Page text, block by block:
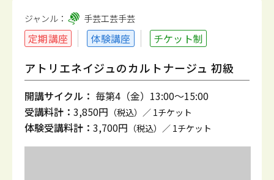
ジャンル： 手芸工芸手芸
定期講座 体験講座 チケット制
アトリエネイジュのカルトナージュ 初級
開講サイクル： 毎第4（金）13:00～15:00
受講料計： 3,850円 （税込）／ 1チケット
体験受講料計： 3,700円 （税込）／ 1チケット